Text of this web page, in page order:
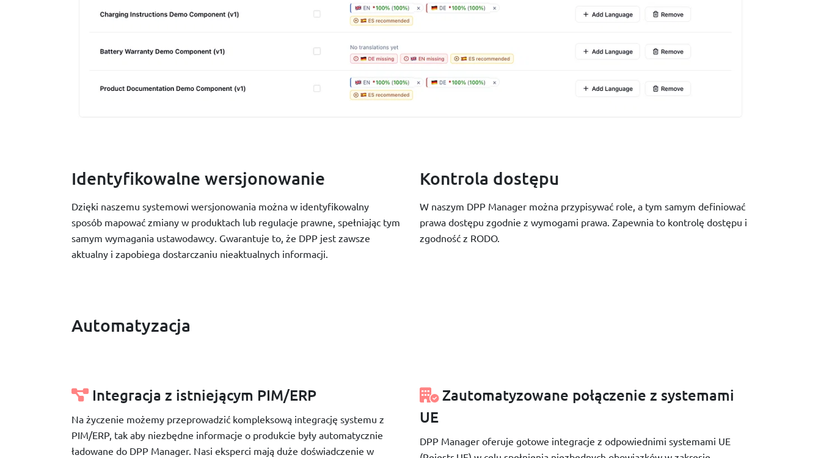
Kontrola dostępu
W naszym DPP Manager można przypisywać role, a tym samym definiować
prawa dostępu zgodnie z wymogami prawa. Zapewnia to kontrolę dostępu i
zgodność z RODO.
Identyfikowalne wersjonowanie
Dzięki naszemu systemowi wersjonowania można w identyfikowalny
sposób mapować zmiany w produktach lub regulacje prawne, spełniając tym
samym wymagania ustawodawcy. Gwarantuje to, że DPP jest zawsze
aktualny i zapobiega dostarczaniu nieaktualnych informacji.
Automatyzacja
Integracja z istniejącym PIM/ERP
Na życzenie możemy przeprowadzić kompleksową integrację systemu z
PIM/ERP, tak aby niezbędne informacje o produkcie były automatycznie
ładowane do DPP Manager. Nasi eksperci mają duże doświadczenie w
Zautomatyzowane połączenie z systemami
UE
DPP Manager oferuje gotowe integracje z odpowiednimi systemami UE